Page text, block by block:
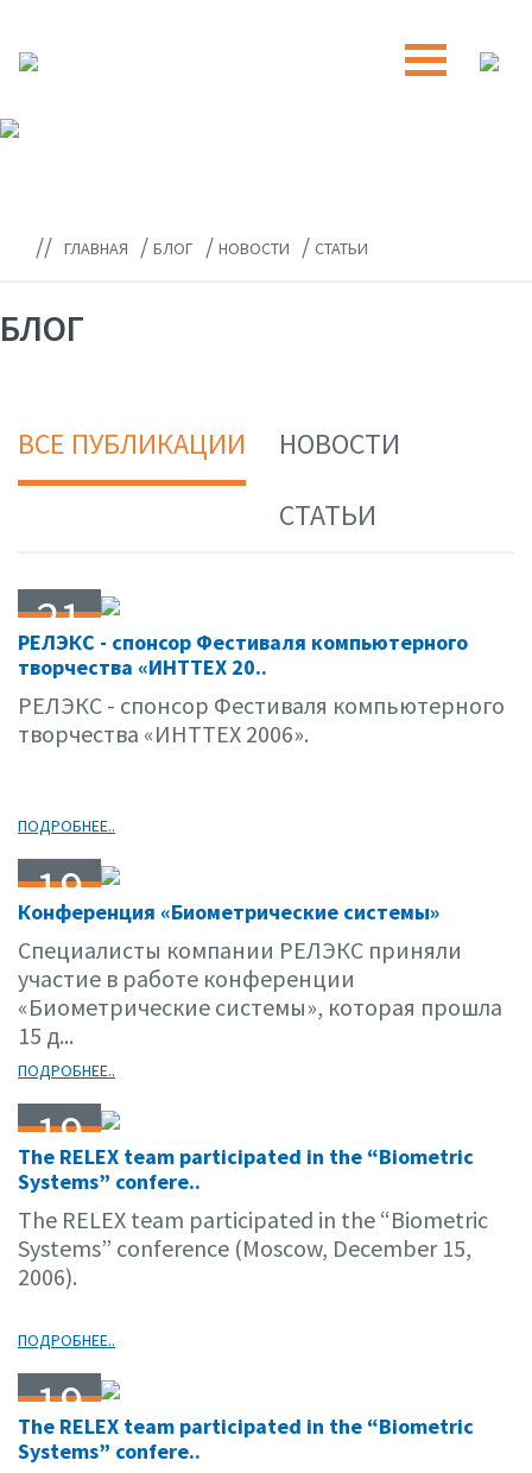
// ГЛАВНАЯ / БЛОГ / НОВОСТИ / СТАТЬИ
БЛОГ
ВСЕ ПУБЛИКАЦИИ
НОВОСТИ
СТАТЬИ
21
12.06
РЕЛЭКС - спонсор Фестиваля компьютерного
творчества «ИНТТЕХ 20..
РЕЛЭКС - спонсор Фестиваля компьютерного
творчества «ИНТТЕХ 2006».
ПОДРОБНЕЕ..
19
12.06
Конференция «Биометрические системы»
Специалисты компании РЕЛЭКС приняли
участие в работе конференции
«Биометрические системы», которая прошла
15 д...
ПОДРОБНЕЕ..
19
12.06
The RELEX team participated in the “Biometric
Systems” confere..
The RELEX team participated in the “Biometric
Systems” conference (Moscow, December 15,
2006).
ПОДРОБНЕЕ..
19
12.06
The RELEX team participated in the “Biometric
Systems” confere..